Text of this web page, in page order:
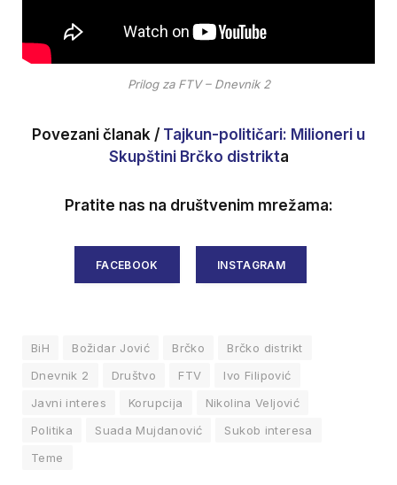
Prilog za FTV – Dnevnik 2
Povezani članak / Tajkun-političari: Milioneri u
Skupštini Brčko distrikta
Pratite nas na društvenim mrežama:
FACEBOOK INSTAGRAM
BiH Božidar Jović Brčko
Brčko distrikt
Dnevnik 2
Društvo FTV
Ivo Filipović
Javni interes
Korupcija
Nikolina Veljović
Politika
Suada Mujdanović
Sukob interesa
Teme